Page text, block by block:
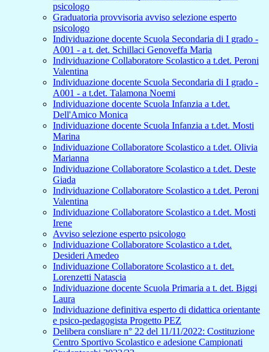
psicologo
Graduatoria provvisoria avviso selezione esperto
psicologo
Individuazione docente Scuola Secondaria di I grado -
A001 - a t. det. Schillaci Genoveffa Maria
Individuazione Collaboratore Scolastico a t.det. Peroni
Valentina
Individuazione docente Scuola Secondaria di I grado -
A001 - a t.det. Talamona Noemi
Individuazione docente Scuola Infanzia a t.det.
Dell'Amico Monica
Individuazione docente Scuola Infanzia a t.det. Mosti
Marina
Individuazione Collaboratore Scolastico a t.det. Olivia
Marianna
Individuazione Collaboratore Scolastico a t.det. Deste
Giada
Individuazione Collaboratore Scolastico a t.det. Peroni
Valentina
Individuazione Collaboratore Scolastico a t.det. Mosti
Irene
Avviso selezione esperto psicologo
Individuazione Collaboratore Scolastico a t.det.
Desideri Amedeo
Individuazione Collaboratore Scolastico a t. det.
Lorenzetti Natascia
Individuazione docente Scuola Primaria a t. det. Biggi
Laura
Individuazione definitiva esperto di didattica orientante
e psico-pedagogista Progetto PEZ
Delibera consliare n° 22 del 11/11/2022: Costituzione
Centro Sportivo Scolastico e adesione Campionati